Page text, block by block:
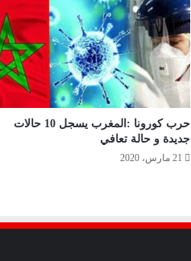
حرب كورونا :المغرب يسجل 10 حالات
جديدة و حالة تعافي
21 مارس، 2020